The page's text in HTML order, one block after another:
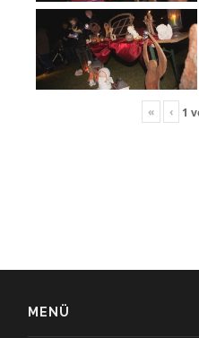
« ‹ 1
MENÜ